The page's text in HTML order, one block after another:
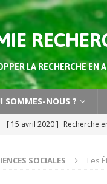
LA RECHERCHE EN
SOMMES-NOUS ?
[ 15 avril 2020 ] Recherche
[ 2 octobre 2019 ]
Dossier
SOCIALES Les